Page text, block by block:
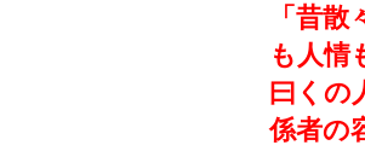
「昔
も人情
曰くの
係者の